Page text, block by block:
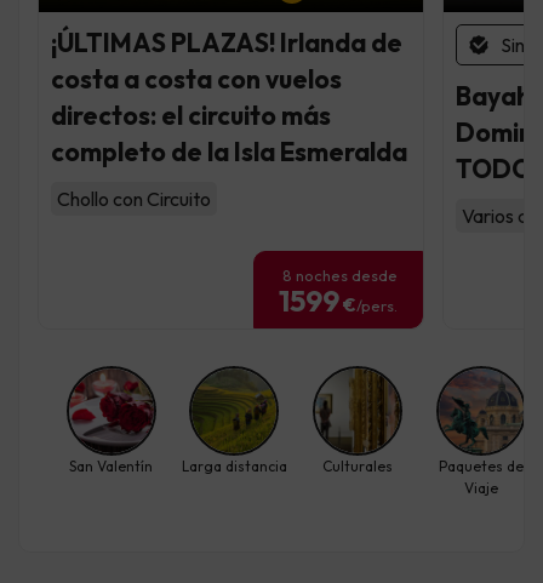
¡ÚLTIMAS PLAZAS! Irlanda de
costa a costa con vuelos
directos: el circuito más
completo de la Isla Esmeralda
Chollo con Circuito
8 noches desde
1599€/pers.
Sin
TODO
Varios
San Valentín Larga distancia Culturales
Paquetes de
Viaje